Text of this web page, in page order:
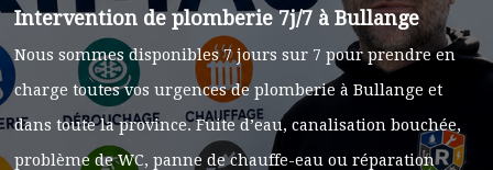
Intervention de plomberie 7j/7 à Bullange
Nous sommes disponibles 7 jours sur 7 pour prendre en
charge toutes vos urgences de plomberie à Bullange et
dans toute la province. Fuite d’eau, canalisation bouchée,
problème de WC, panne de chauffe-eau ou réparation